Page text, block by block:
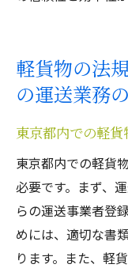
軽貨物の法
の運送業務
東京都内での軽
東京都内での軽貨
必要です。まず、
らの運送事業者登
めには、適切な書
ります。また、軽